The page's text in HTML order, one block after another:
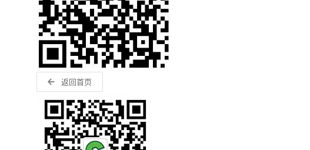
返回首页